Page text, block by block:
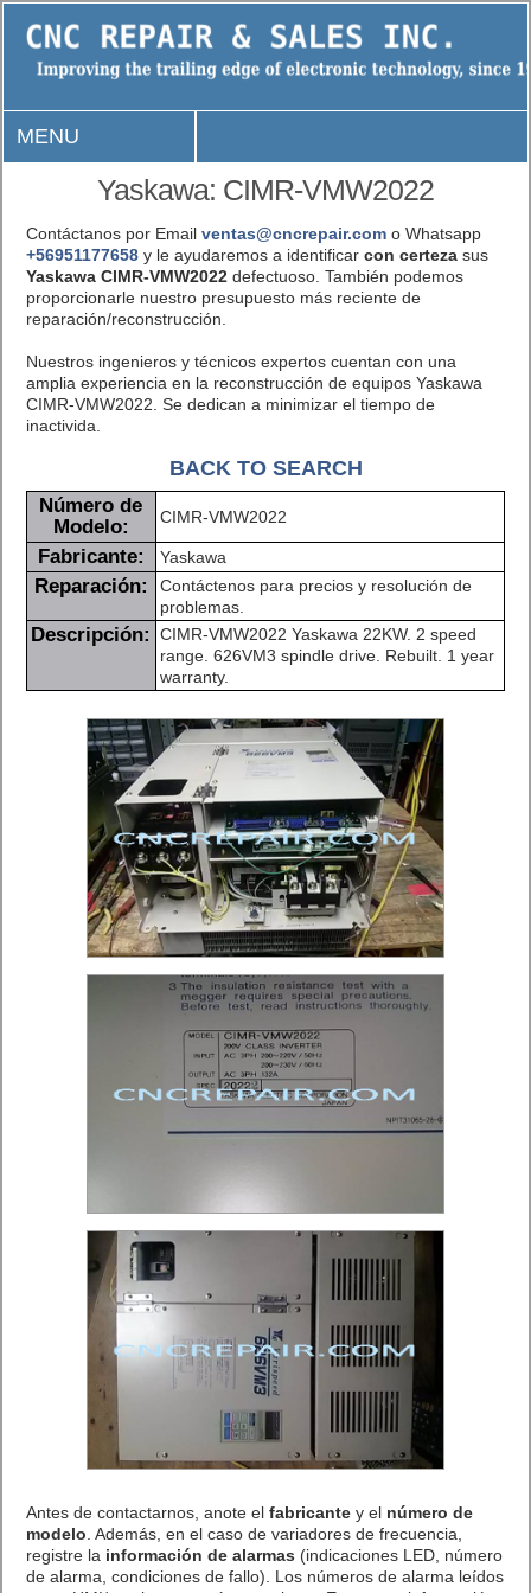
MENU
Yaskawa: CIMR-VMW2022
Contáctanos por Email ventas@cncrepair.como Whatsapp
+56951177658y le ayudaremos a identificar con certezasus
Yaskawa CIMR-VMW2022defectuoso. También podemos
proporcionarle nuestro presupuesto más reciente de
reparación/reconstrucción.
Nuestros ingenieros y técnicos expertos cuentan con una
amplia experiencia en la reconstrucción de equipos Yaskawa
CIMR-VMW2022. Se dedican a minimizar el tiempo de
inactivida.
BACK TO SEARCH
Número de
Modelo:
CIMR-VMW2022
Fabricante: Yaskawa
Reparación:
Contáctenos para precios y resolución de
problemas.
Descripción:
CIMR-VMW2022 Yaskawa 22KW. 2 speed
range. 626VM3 spindle drive. Rebuilt. 1 year
warranty.
Antes de contactarnos, anote el fabricantey el número de
modelo . Además, en el caso de variadores de frecuencia,
registre la información de alarmas (indicaciones LED, número
de alarma, condiciones de fallo). Los números de alarma leídos